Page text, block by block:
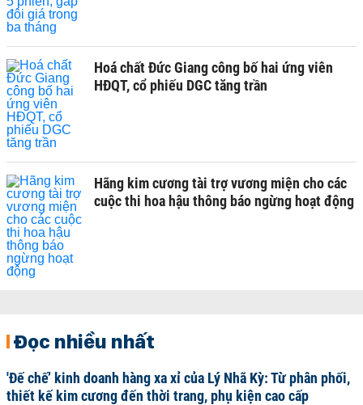
Hoá chất Đức Giang công bố hai ứng viên
HĐQT, cổ phiếu DGC tăng trần
Hãng kim cương tài trợ vương miện cho các
cuộc thi hoa hậu thông báo ngừng hoạt động
Đọc nhiều nhất
'Đế chế’ kinh doanh hàng xa xỉ của Lý Nhã Kỳ: Từ phân phối,
thiết kế kim cương đến thời trang, phụ kiện cao cấp